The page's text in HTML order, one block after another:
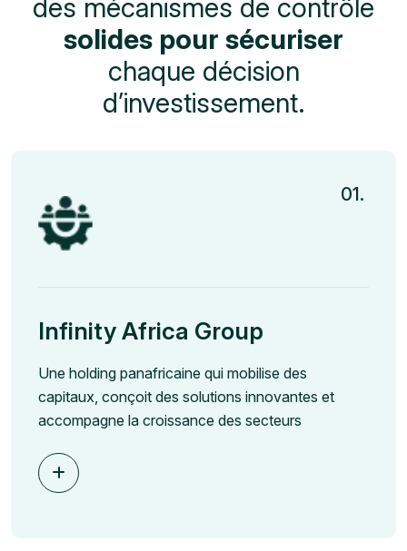
des mécanismes de contrôle
solides pour sécuriser
chaque décision
d’investissement.
Infinity Africa Group
Une holding panafricaine qui mobilise des
capitaux, conçoit des solutions innovantes et
accompagne la croissance des secteurs
01.